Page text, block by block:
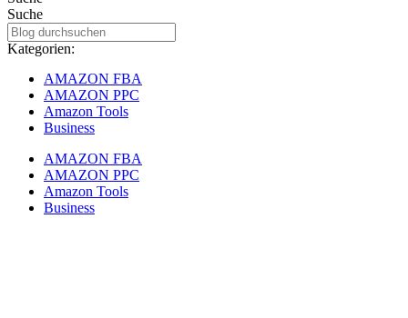
Suche
Kategorien:
AMAZON FBA
AMAZON PPC
Amazon Tools
Business
AMAZON FBA
AMAZON PPC
Amazon Tools
Business